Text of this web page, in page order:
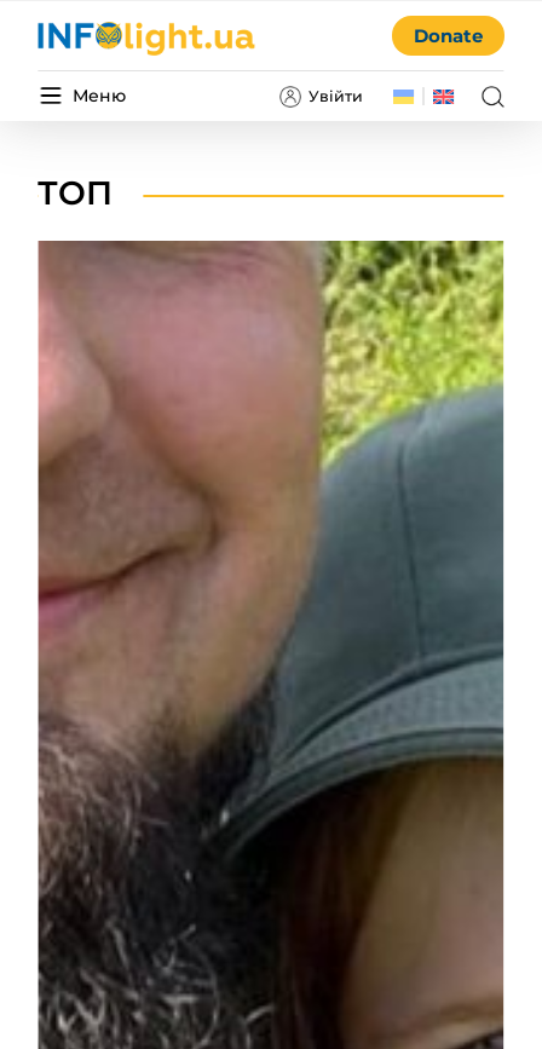
Меню Увійти
Donate
ТОП